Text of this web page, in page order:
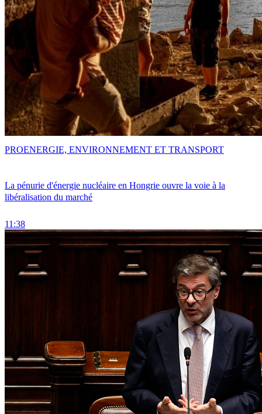
La pénurie d'énergie nucléaire en Hongrie ouvre la voie à la
libéralisation du marché
11:38
PROENERGIE, ENVIRONNEMENT ET TRANSPORT